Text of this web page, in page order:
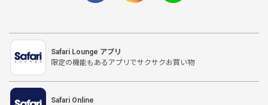
Safari Lounge アプリ
限定の機能もあるアプリでサクサクお買い物
Safari Online